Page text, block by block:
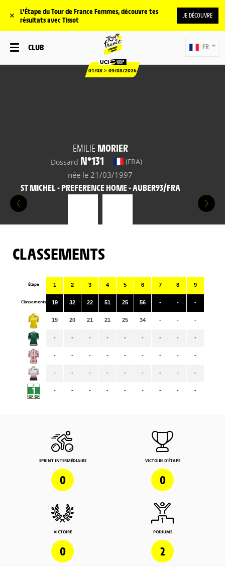
✕
L'Étape du Tour de France Femmes, découvre tes
résultats avec Tissot
JE DÉCOUVRE
CLUB
01/08 > 09/08/2026
FR
EMILIE MORIER
Dossard N°131 (FRA)
née le 21/03/1997
ST MICHEL - PREFERENCE HOME - AUBER93/FRA
CLASSEMENTS
Étape
Classements
1
19
19
-
-
-
-
2
32
20
-
-
-
-
3
22
21
-
-
-
-
4
51
21
-
-
-
-
5
25
25
-
-
-
-
6
56
34
-
-
-
-
7
-
-
-
-
-
-
8
-
-
-
-
-
-
9
-
-
-
-
-
-
SPRINT INTERMÉDIAIRE
0
VICTOIRE D'ÉTAPE
0
VICTOIRE
0
PODIUMS
2